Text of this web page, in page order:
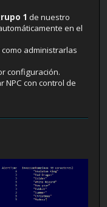
1 de nuestro
en el
como administrarlas
configuración.
NPC con control de